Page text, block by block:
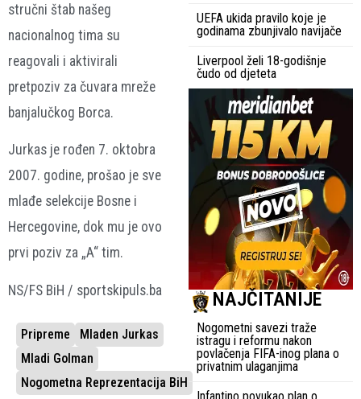
stručni štab našeg
nacionalnog tima su
reagovali i aktivirali
pretpoziv za čuvara mreže
banjalučkog Borca.
Jurkas je rođen 7. oktobra
2007. godine, prošao je sve
mlađe selekcije Bosne i
Hercegovine, dok mu je ovo
prvi poziv za „A“ tim.
NS/FS BiH / sportskipuls.ba
Pripreme
Mladen Jurkas
Mladi Golman
Nogometna Reprezentacija BiH
UEFA ukida pravilo koje je
godinama zbunjivalo navijače
Liverpool želi 18-godišnje
čudo od djeteta
NAJČITANIJE
Nogometni savezi traže
istragu i reformu nakon
povlačenja FIFA-inog plana o
privatnim ulaganjima